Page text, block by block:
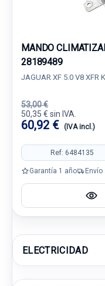
MANDO
28189489
JAGUAR XF 5.0 V8 XFR
53,00 €
50,35 € sin IVA.
60,92 € (IVA incl.)
Ref: 6484135
Garantía 1 año Envío
ELECTRICIDAD